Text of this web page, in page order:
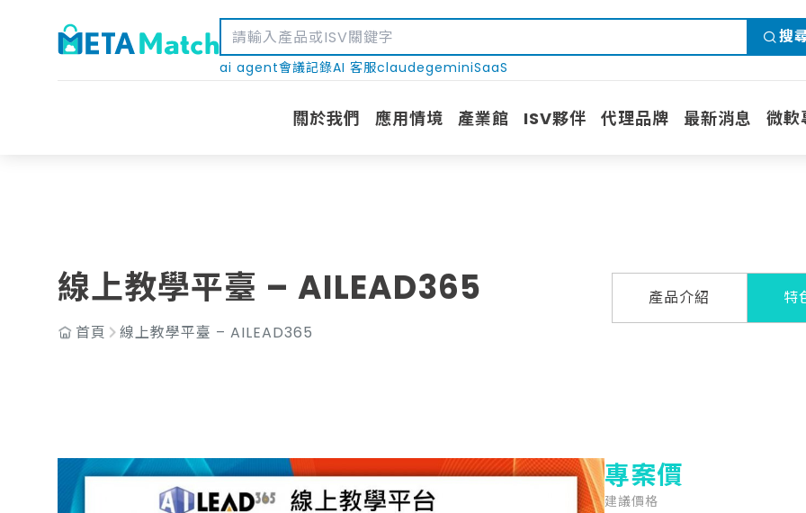
搜
ai agent會議記錄AI 客服claudegeminiSaaS
關於我們 應用情境 產業館 ISV夥伴 代理品牌 最新消息 微軟
線上教學平臺 – AILEAD365
首頁 線上教學平臺 – AILEAD365
產品介紹 特
專案價
建議價格